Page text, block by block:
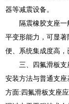
器等减震设备。
隔震橡胶支座
平变形能力，可显
便、系统集成度高，
三、四氟滑板
安装方法与普通支
方面:四氟滑板支座